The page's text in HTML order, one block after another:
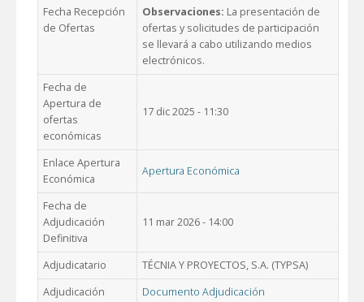
Fecha Recepción
de Ofertas
Observaciones: La presentación de
ofertas y solicitudes de participación
se llevará a cabo utilizando medios
electrónicos.
Fecha de
Apertura de
ofertas
económicas
17 dic 2025 - 11:30
Enlace Apertura
Económica
Apertura Económica
Fecha de
Adjudicación
Definitiva
11 mar 2026 - 14:00
Adjudicatario
TÉCNIA Y PROYECTOS, S.A. (TYPSA)
Adjudicación
Documento Adjudicación